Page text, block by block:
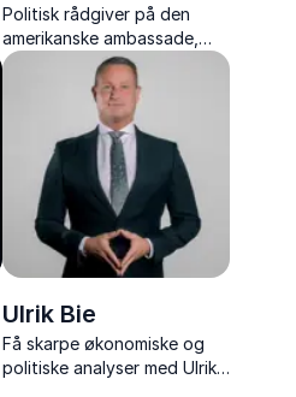
Politisk rådgiver på den
amerikanske ambassade,
journalist, tidligere
korrespondent i USA og
kommunikationsdirektør
Ulrik Bie
Få skarpe økonomiske og
politiske analyser med Ulrik